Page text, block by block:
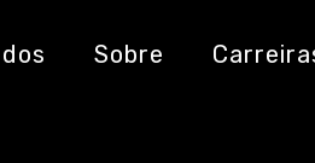
Sobre